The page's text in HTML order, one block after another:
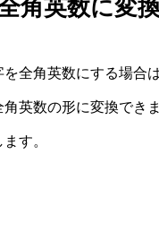
角英数に変
全角英数にする場合
英数の形に変換でき
す。